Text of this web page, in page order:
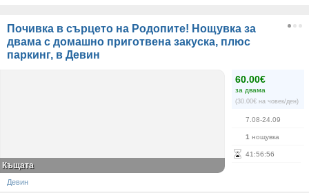
Почивка в сърцето на Родопите! Нощувка за
двама с домашно приготвена закуска, плюс
паркинг, в Девин
60.00€
за двама
(30.00€ на човек/ден)
7.08-24.09
1 нощувка
41 :56:55
Къщата
Девин